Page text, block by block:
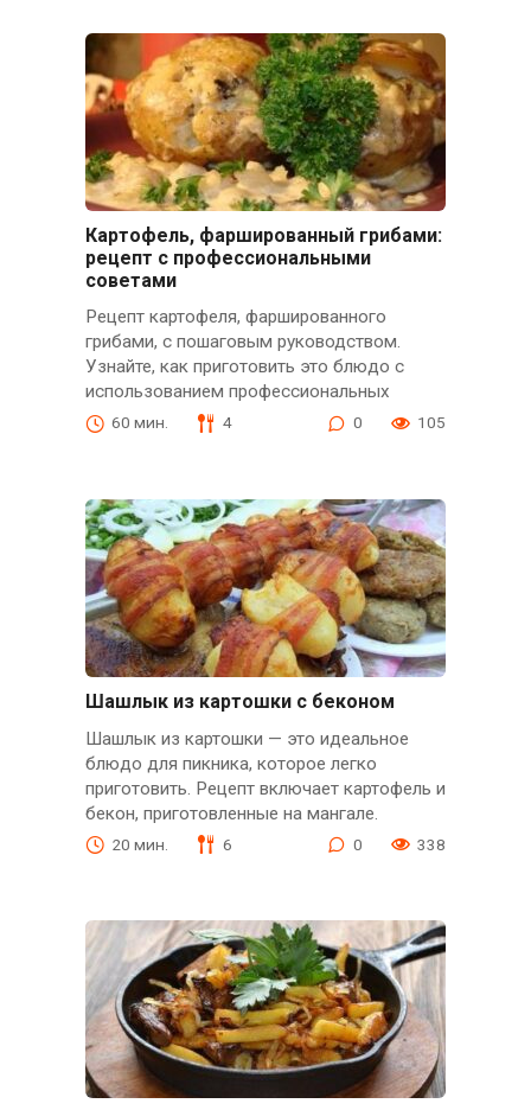
Картофель, фаршированный грибами:
рецепт с профессиональными
советами
Рецепт картофеля, фаршированного
грибами, с пошаговым руководством.
Узнайте, как приготовить это блюдо с
использованием профессиональных
60 мин. 4 0 105
Шашлык из картошки с беконом
Шашлык из картошки — это идеальное
блюдо для пикника, которое легко
приготовить. Рецепт включает картофель и
бекон, приготовленные на мангале.
20 мин. 6 0 338